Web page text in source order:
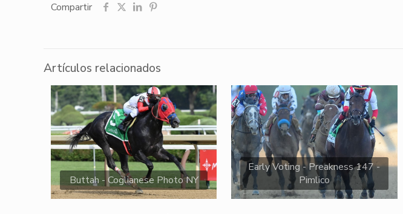
Compartir
Artículos relacionados
Buttah - Coglianese Photo NY
Early Voting - Preakness 147 -
Pimlico